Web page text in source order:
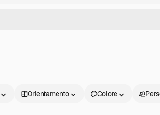
Orientamento Colore